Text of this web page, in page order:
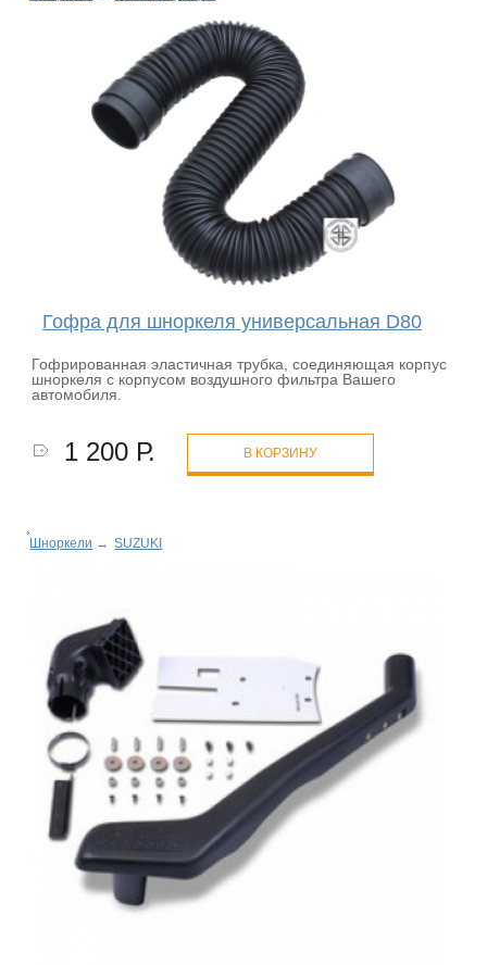
Гофра для шноркеля универсальная D80
Гофрированная эластичная трубка, соединяющая корпус
шноркеля с корпусом воздушного фильтра Вашего
автомобиля.
1 200 Р. В КОРЗИНУ
Шноркели → SUZUKI